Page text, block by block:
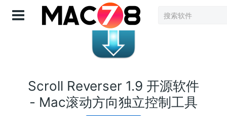
登录
Scroll Reverser 1.9 开源软件
- Mac滚动方向独立控制工具